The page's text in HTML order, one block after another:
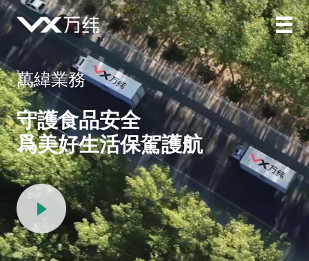
萬緯業務
守護食品安全
爲美好生活保駕護航